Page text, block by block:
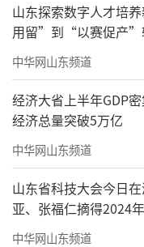
银丰物业集
响力百强企业”
宅物业十大品牌
024济南公建物
项。
山东探索数字人才培
用留”到“以赛促产”
中华网山东频道
经济大省上半年GDP
经济总量突破5万亿
中华网山东频道
山东省科技大会今日
亚、张福仁摘得2024
奖最高奖！
中华网山东频道